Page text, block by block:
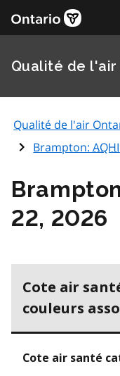
Qualité de l'air
Qualité de l'air
Brampton:AQHI
22, 2026
Cote air
couleurs
Cote air santé